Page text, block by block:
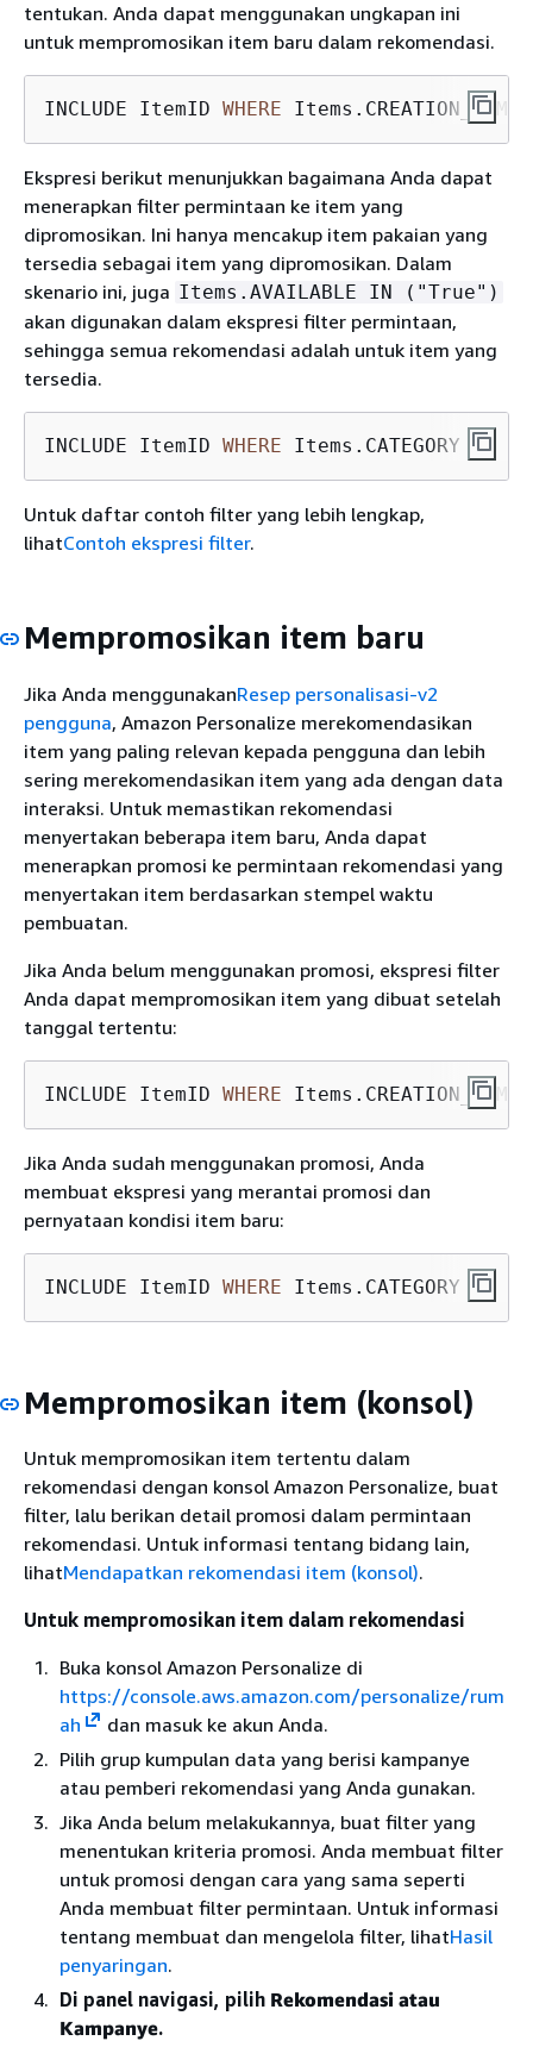
tentukan. Anda dapat menggunakan ungkapan ini
untuk mempromosikan item baru dalam rekomendasi.
INCLUDE ItemID WHERE
Ekspresi berikut menunjukkan bagaimana Anda dapat
menerapkan filter permintaan ke item yang
dipromosikan. Ini hanya mencakup item pakaian yang
tersedia sebagai item yang dipromosikan. Dalam
skenario ini, juga Items.AVAILABLE IN ("True")
akan digunakan dalam ekspresi filter permintaan,
sehingga semua rekomendasi adalah untuk item yang
tersedia.
INCLUDE ItemID WHERE Items.CATEGORY IN
Untuk daftar contoh filter yang lebih lengkap,
lihatContoh ekspresi filter.
Mempromosikan item baru
Jika Anda menggunakanResep personalisasi-v2
pengguna, Amazon Personalize merekomendasikan
item yang paling relevan kepada pengguna dan lebih
sering merekomendasikan item yang ada dengan data
interaksi. Untuk memastikan rekomendasi
menyertakan beberapa item baru, Anda dapat
menerapkan promosi ke permintaan rekomendasi yang
menyertakan item berdasarkan stempel waktu
pembuatan.
Jika Anda belum menggunakan promosi, ekspresi filter
Anda dapat mempromosikan item yang dibuat setelah
tanggal tertentu:
INCLUDE ItemID WHERE
Jika Anda sudah menggunakan promosi, Anda
membuat ekspresi yang merantai promosi dan
pernyataan kondisi item baru:
INCLUDE ItemID WHERE Items.CATEGORY IN
Mempromosikan item (konsol)
Untuk mempromosikan item tertentu dalam
rekomendasi dengan konsol Amazon Personalize, buat
filter, lalu berikan detail promosi dalam permintaan
rekomendasi. Untuk informasi tentang bidang lain,
lihatMendapatkan rekomendasi item (konsol).
Untuk mempromosikan item dalam rekomendasi
Buka konsol Amazon Personalize di
https://console.aws.amazon.com/personalize/rum
ah
dan masuk ke akun Anda.
Pilih grup kumpulan data yang berisi kampanye
atau pemberi rekomendasi yang Anda gunakan.
Jika Anda belum melakukannya, buat filter yang
menentukan kriteria promosi. Anda membuat filter
untuk promosi dengan cara yang sama seperti
Anda membuat filter permintaan. Untuk informasi
tentang membuat dan mengelola filter, lihatHasil
penyaringan.
Di panel navigasi, pilih Rekomendasi atau
Kampanye.